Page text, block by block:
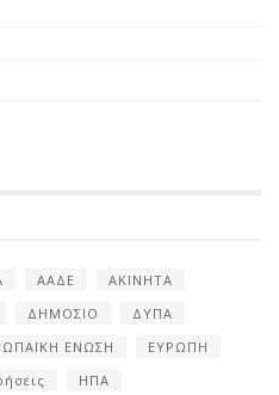
ΑΑΔΕ
ΑΚΙΝΗΤΑ
ΔΗΜΟΣΙΟ
ΔΥΠΑ
ΕΝΩΣΗ
ΕΥΡΩΠΗ
ΗΠΑ